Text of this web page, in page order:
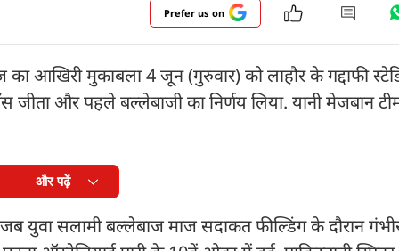
Prefer us on
का आखिरी मुकाबला 4 जून (गुरुवार) को लाहौर के गद्दाफी
जीता और पहले बल्लेबाजी का निर्णय लिया. यानी मेजबान
और पढ़ें
युवा सलामी बल्लेबाज माज सदाकत फील्डिंग के दौरान